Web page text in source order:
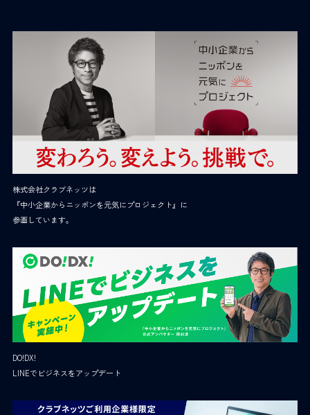
株式会社クラブネッツは
『中小企業からニッポンを元気にプロジェクト』に
参画しています。
DO!DX!
LINEでビジネスをアップデート